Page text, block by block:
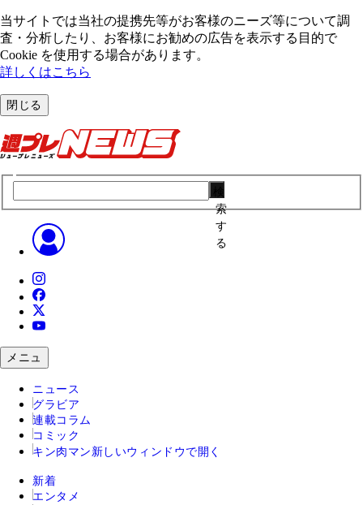
当サイトでは当社の提携先等がお客様のニーズ等について調
査・分析したり、お客様にお勧めの広告を表⽰する⽬的で
Cookie を使⽤する場合があります。
詳しくはこちら
閉じる
索
す
る
メニュ
ニュース
グラビア
連載コラム
コミック
キン肉マン 新しいウィンドウで開く
新着
エンタメ